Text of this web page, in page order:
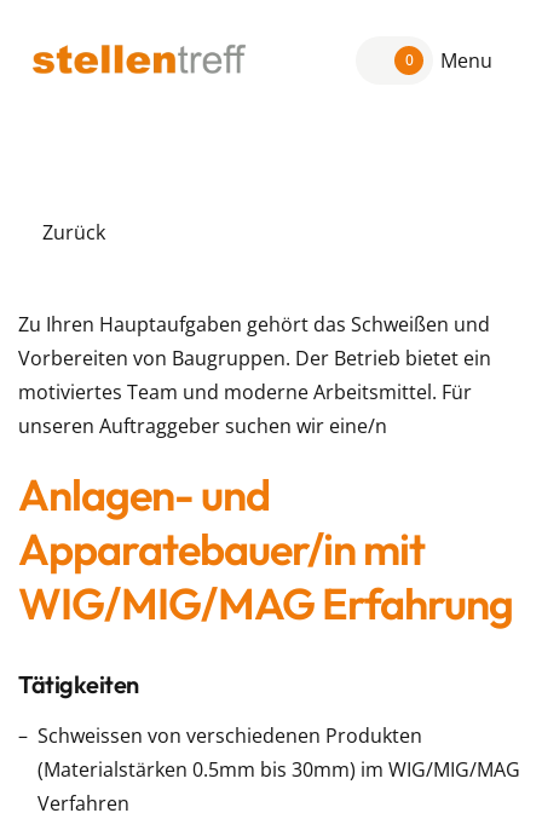
0 Menu
Zurück
Zu Ihren Hauptaufgaben gehört das Schweißen und
Vorbereiten von Baugruppen. Der Betrieb bietet ein
motiviertes Team und moderne Arbeitsmittel. Für
unseren Auftraggeber suchen wir eine/n
Anlagen- und
Apparatebauer/in mit
WIG/MIG/MAG Erfahrung
Tätigkeiten
Schweissen von verschiedenen Produkten
(Materialstärken 0.5mm bis 30mm) im WIG/MIG/MAG
Verfahren